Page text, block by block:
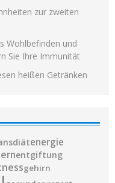
zur zweiten
Wohlbefinden und
Sie Ihre Immunität
heißen Getränken
diätenergie
entgiftung
gehirn